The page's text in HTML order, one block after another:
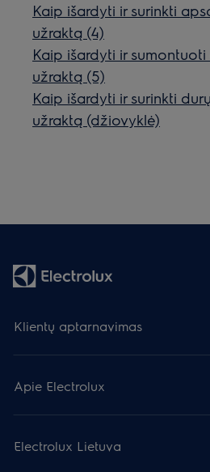
Kaip išardyti ir surinkti
užraktą (4)
Kaip išardyti ir
užraktą (5)
Kaip išardyti ir surinkti
užraktą (džiovyklė)
Klientų aptarnavimas
Apie Electrolux
Electrolux Lietuva